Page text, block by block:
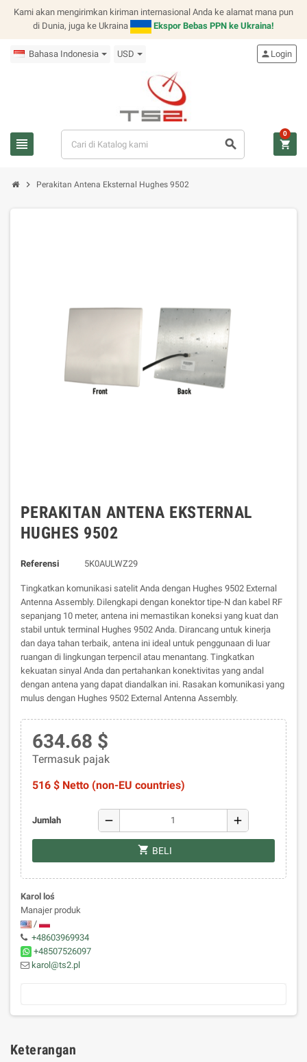
Kami akan mengirimkan kiriman internasional Anda ke alamat mana pun
di Dunia, juga ke Ukraina
Ekspor Bebas PPN ke Ukraina!
Bahasa Indonesia USD
view_headline search
person Login
shopping_cart
0
chevron_right Perakitan Antena Eksternal Hughes 9502
PERAKITAN ANTENA EKSTERNAL
HUGHES 9502
Referensi 5K0AULWZ29
Tingkatkan komunikasi satelit Anda dengan Hughes 9502 External
Antenna Assembly. Dilengkapi dengan konektor tipe-N dan kabel RF
sepanjang 10 meter, antena ini memastikan koneksi yang kuat dan
stabil untuk terminal Hughes 9502 Anda. Dirancang untuk kinerja
dan daya tahan terbaik, antena ini ideal untuk penggunaan di luar
ruangan di lingkungan terpencil atau menantang. Tingkatkan
kekuatan sinyal Anda dan pertahankan konektivitas yang andal
dengan antena yang dapat diandalkan ini. Rasakan komunikasi yang
mulus dengan Hughes 9502 External Antenna Assembly.
634.68 $
Termasuk pajak
516 $ Netto (non-EU countries)
Jumlah remove add
shopping_cart BELI
Karol loś
Manajer produk
/
+48603969934
+48507526097
karol@ts2.pl
Keterangan